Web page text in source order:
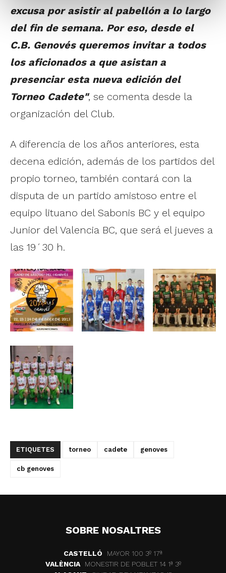
excusa por asistir al pabellón a lo largo
del fin de semana. Por eso, desde el
C.B. Genovés queremos invitar a todos
los aficionados a que asistan a
presenciar esta nueva edición del
Torneo Cadete", se comenta desde la
organización del Club.
A diferencia de los años anteriores, esta
decena edición, además de los partidos del
propio torneo, también contará con la
disputa de un partido amistoso entre el
equipo lituano del Sabonis BC y el equipo
Junior del Valencia BC, que será el jueves a
las 19´30 h.
ETIQUETES torneo cadete genoves
cb genoves
SOBRE NOSALTRES
CASTELLÓ
MAYOR 100 3º 17ª
VALÈNCIA
MONESTIR DE POBLET 14 1ª 3º